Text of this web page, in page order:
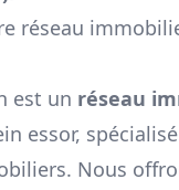
réseau
est un réseau
essor,
Nous